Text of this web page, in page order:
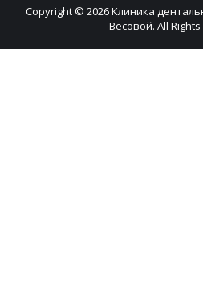
Copyright © 2026 Клиника
Весовой. All